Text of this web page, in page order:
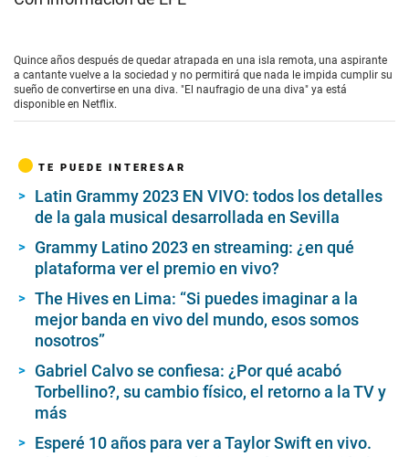
Quince años después de quedar atrapada en una isla remota, una aspirante
a cantante vuelve a la sociedad y no permitirá que nada le impida cumplir su
sueño de convertirse en una diva. "El naufragio de una diva" ya está
disponible en Netflix.
TE PUEDE INTERESAR
Latin Grammy 2023 EN VIVO: todos los detalles
de la gala musical desarrollada en Sevilla
Grammy Latino 2023 en streaming: ¿en qué
plataforma ver el premio en vivo?
The Hives en Lima: “Si puedes imaginar a la
mejor banda en vivo del mundo, esos somos
nosotros”
Gabriel Calvo se confiesa: ¿Por qué acabó
Torbellino?, su cambio físico, el retorno a la TV y
más
Esperé 10 años para ver a Taylor Swift en vivo.